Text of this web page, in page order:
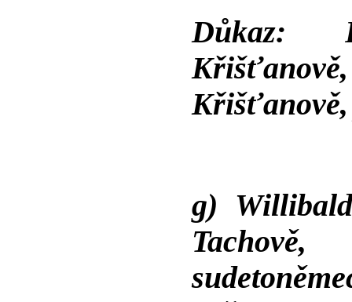
Důkaz:
Křišťanově,
g)